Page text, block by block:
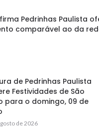
Pedrinhas Paulista
comparável ao da
de Pedrinhas Paulista
Festividades de São
para o domingo, 09 de
de 2026